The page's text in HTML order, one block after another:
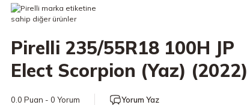
Pirelli 235/55R18 100H JP
Elect Scorpion (Yaz) (2022)
0.0 Puan - 0 Yorum Yorum Yaz